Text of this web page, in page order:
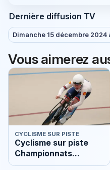
Dernière diffusion TV
Dimanche 15 décembre 2024
Vous aimerez
CYCLISME SUR PISTE
Cyclisme sur piste
Championnats
d'Europe